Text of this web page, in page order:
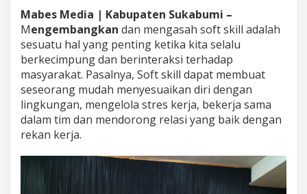
m
i
l
u
2
0
2
4
,
p
Mabes Media | Kabupaten Sukabumi –
Mengembangkan dan mengasah soft skill adalah
sesuatu hal yang penting ketika kita selalu
berkecimpung dan berinteraksi terhadap
masyarakat. Pasalnya, Soft skill dapat membuat
seseorang mudah menyesuaikan diri dengan
lingkungan, mengelola stres kerja, bekerja sama
dalam tim dan mendorong relasi yang baik dengan
rekan kerja.